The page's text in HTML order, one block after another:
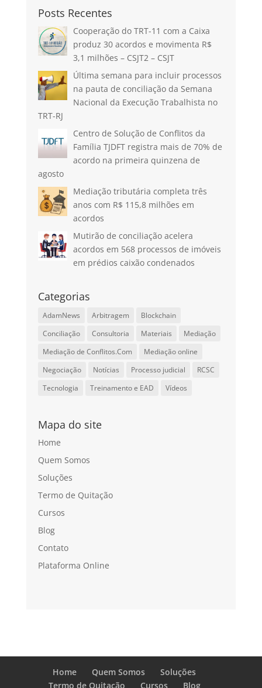
Posts Recentes
Cooperação do TRT-11 com a Caixa
produz 30 acordos e movimenta R$
3,1 milhões – CSJT2 – CSJT
Última semana para incluir processos
na pauta de conciliação da Semana
Nacional da Execução Trabalhista no
TRT-RJ
Centro de Solução de Conflitos da
Família TJDFT registra mais de 70% de
acordo na primeira quinzena de
agosto
Mediação tributária completa três
anos com R$ 115,8 milhões em
acordos
Mutirão de conciliação acelera
acordos em 568 processos de imóveis
em prédios caixão condenados
Categorias
AdamNews Arbitragem
Blockchain
Conciliação
Consultoria Materiais
Mediação
Mediação de Conflitos.Com
Mediação online
Negociação
Notícias Processo judicial
RCSC
Tecnologia
Treinamento e EAD Vídeos
Mapa do site
Home
Quem Somos
Soluções
Termo de Quitação
Cursos
Blog
Contato
Plataforma Online
Home Quem Somos
Soluções
Termo de Quitação
Cursos Blog